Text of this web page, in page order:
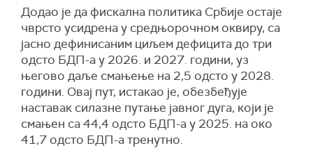
Додао је да фискална политика Србије остаје
чврсто усидрена у средњорочном оквиру, са
јасно дефинисаним циљем дефицита до три
одсто БДП-а у 2026. и 2027. години, уз
његово даље смањење на 2,5 одсто у 2028.
години. Овај пут, истакао је, обезбеђује
наставак силазне путање јавног дуга, који је
смањен са 44,4 одсто БДП-а у 2025. на око
41,7 одсто БДП-а тренутно.